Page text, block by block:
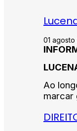
01 agosto
Ao
marcar